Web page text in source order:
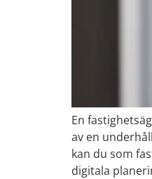
En
av en
kan du som
digitala